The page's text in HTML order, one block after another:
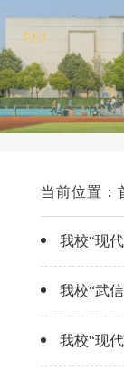
当前位置：
我校“现
我校“武
我校“现